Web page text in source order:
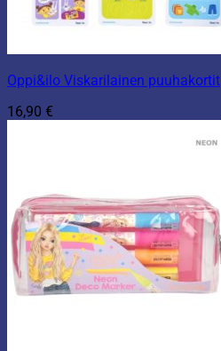
Oppi&ilo Viskarilainen puuhakortit
16,90 €